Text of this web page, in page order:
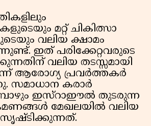
മറ്റ് ചികിത്സാ
വലിയ ക്ഷാമം
ഇത് പരിക്കേറ്റവരുടെ
വലിയ തടസ്സമായി
ആരോഗ്യ പ്രവർത്തകർ
സമാധാന കരാർ
ഇസ്റാഈൽ തുടരുന്ന
മേഖലയിൽ വലിയ